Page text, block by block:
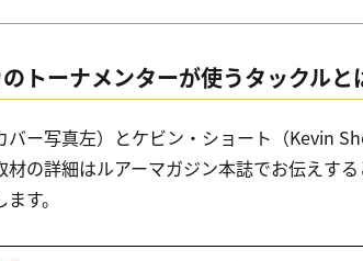
トーナメンターが使うタックル
バー写真左）とケビン・ショート（Kevin
の詳細はルアーマガジン本誌でお伝えす
す。